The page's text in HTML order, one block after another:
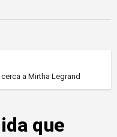
a Mirtha Legrand
que